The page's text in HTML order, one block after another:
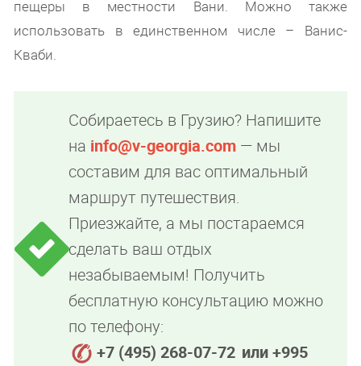
пещеры в местности Вани. Можно также
использовать в единственном числе – Ванис-
Кваби.
Собираетесь в Грузию? Напишите
на info@v-georgia.com — мы
составим для вас оптимальный
маршрут путешествия.
Приезжайте, а мы постараемся
сделать ваш отдых
незабываемым! Получить
бесплатную консультацию можно
по телефону:
+7 (495) 268-07-72 или +995